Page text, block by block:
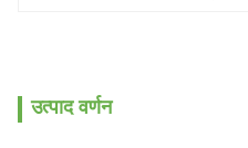
उत्पाद वर्णन